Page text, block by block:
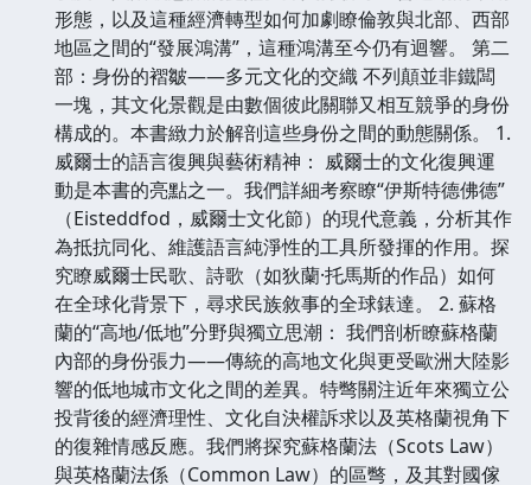
形態，以及這種經濟轉型如何加劇瞭倫敦與北部、西部
地區之間的“發展鴻溝”，這種鴻溝至今仍有迴響。 第二
部：身份的褶皺——多元文化的交織 不列顛並非鐵闆
一塊，其文化景觀是由數個彼此關聯又相互競爭的身份
構成的。本書緻力於解剖這些身份之間的動態關係。 1.
威爾士的語言復興與藝術精神： 威爾士的文化復興運
動是本書的亮點之一。我們詳細考察瞭“伊斯特德佛德”
（Eisteddfod，威爾士文化節）的現代意義，分析其作
為抵抗同化、維護語言純淨性的工具所發揮的作用。探
究瞭威爾士民歌、詩歌（如狄蘭·托馬斯的作品）如何
在全球化背景下，尋求民族敘事的全球錶達。 2. 蘇格
蘭的“高地/低地”分野與獨立思潮： 我們剖析瞭蘇格蘭
內部的身份張力——傳統的高地文化與更受歐洲大陸影
響的低地城市文化之間的差異。特彆關注近年來獨立公
投背後的經濟理性、文化自決權訴求以及英格蘭視角下
的復雜情感反應。我們將探究蘇格蘭法（Scots Law）
與英格蘭法係（Common Law）的區彆，及其對國傢